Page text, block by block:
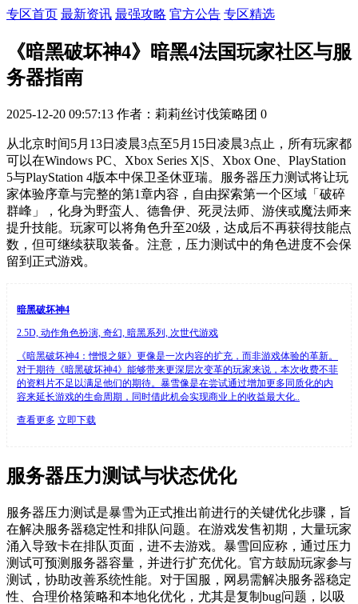
专区首页 最新资讯 最强攻略 官方公告 专区精选
《暗黑破坏神4》暗黑4法国玩家社区与服
务器指南
2025-12-20 09:57:13 作者：莉莉丝讨伐策略团 0
从北京时间5月13日凌晨3点至5月15日凌晨3点止，所有玩家都
可以在Windows PC、Xbox Series X|S、Xbox One、PlayStation
5与PlayStation 4版本中保卫圣休亚瑞。服务器压力测试将让玩
家体验序章与完整的第1章内容，自由探索第一个区域「破碎
群峰」，化身为野蛮人、德鲁伊、死灵法师、游侠或魔法师来
提升技能。玩家可以将角色升至20级，达成后不再获得技能点
数，但可继续获取装备。注意，压力测试中的角色进度不会保
留到正式游戏。
暗黑破坏神4
2.5D, 动作角色扮演, 奇幻, 暗黑系列, 次世代游戏
《暗黑破坏神4：憎恨之躯》更像是一次内容的扩充，而非游戏体验的革新。
对于期待《暗黑破坏神4》能够带来更深层次变革的玩家来说，本次收费不菲
的资料片不足以满足他们的期待。暴雪像是在尝试通过增加更多同质化的内
容来延长游戏的生命周期，同时借此机会实现商业上的收益最大化..
查看更多 立即下载
服务器压力测试与状态优化
服务器压力测试是暴雪为正式推出前进行的关键优化步骤，旨
在解决服务器稳定性和排队问题。在游戏发售初期，大量玩家
涌入导致卡在排队页面，进不去游戏。暴雪回应称，通过压力
测试可预测服务器容量，并进行扩充优化。官方鼓励玩家参与
测试，协助改善系统性能。对于国服，网易需解决服务器稳定
性、合理价格策略和本地化优化，尤其是复制bug问题，以吸